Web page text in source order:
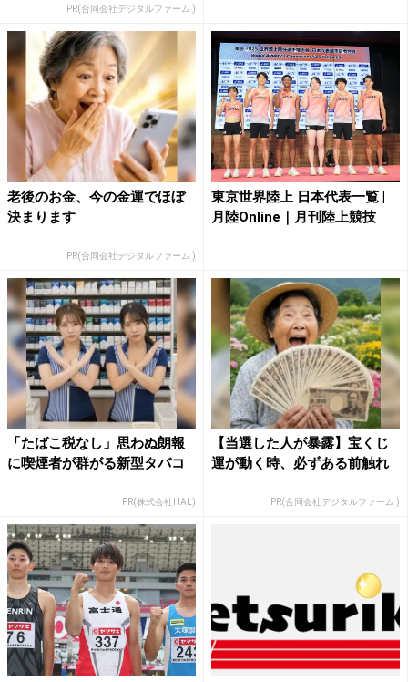
PR(合同会社デジタルファーム )
老後のお金、今の金運でほぼ
決まります
PR(合同会社デジタルファーム )
東京世界陸上 日本代表一覧 |
月陸Online｜月刊陸上競技
「たばこ税なし」思わぬ朗報
に喫煙者が群がる新型タバコ
PR(株式会社HAL)
【当選した人が暴露】宝くじ
運が動く時、必ずある前触れ
PR(合同会社デジタルファーム )